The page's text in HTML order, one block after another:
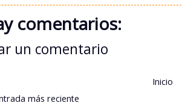
comentarios:
un comentario
más reciente
Inicio